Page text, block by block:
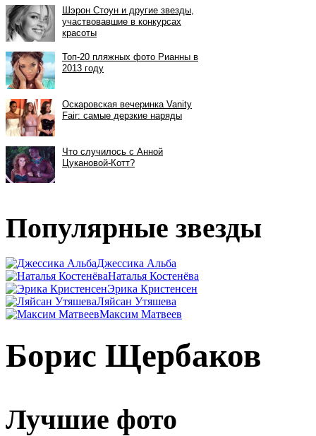
Популярные звезды
Джессика Альба
Наталья Костенёва
Эрика Кристенсен
Ляйсан Утяшева
Максим Матвеев
Борис Щербаков
Лучшие фото